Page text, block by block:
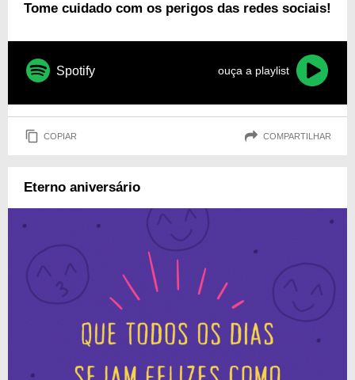
Tome cuidado com os perigos das redes sociais!
Spotify ouça a playlist
COPIAR COMPARTILHAR
Eterno aniversário